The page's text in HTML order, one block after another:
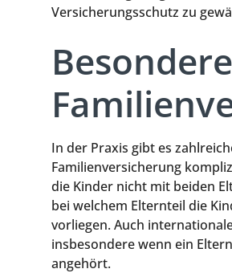
Versicherungsschutz zu
In der Praxis gibt es
Familienversicherung
die Kinder nicht mit beiden
bei welchem Elternteil die
vorliegen. Auch
insbesondere wenn ein
angehört.